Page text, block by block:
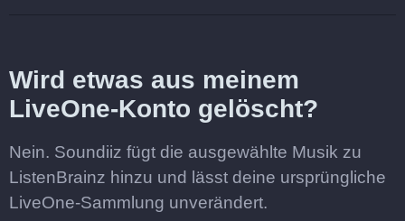
Wird etwas aus meinem
LiveOne-Konto gelöscht?
Nein. Soundiiz fügt die ausgewählte Musik zu
ListenBrainz hinzu und lässt deine ursprüngliche
LiveOne-Sammlung unverändert.